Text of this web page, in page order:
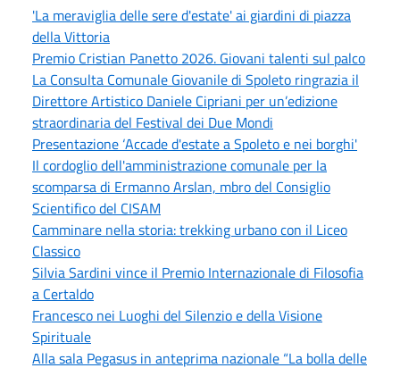
'La meraviglia delle sere d'estate' ai giardini di piazza
della Vittoria
Premio Cristian Panetto 2026. Giovani talenti sul palco
La Consulta Comunale Giovanile di Spoleto ringrazia il
Direttore Artistico Daniele Cipriani per un’edizione
straordinaria del Festival dei Due Mondi
Presentazione ‘Accade d'estate a Spoleto e nei borghi'
Il cordoglio dell'amministrazione comunale per la
scomparsa di Ermanno Arslan, mbro del Consiglio
Scientifico del CISAM
Camminare nella storia: trekking urbano con il Liceo
Classico
Silvia Sardini vince il Premio Internazionale di Filosofia
a Certaldo
Francesco nei Luoghi del Silenzio e della Visione
Spirituale
Alla sala Pegasus in anteprima nazionale “La bolla delle